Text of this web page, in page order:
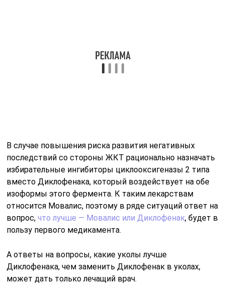
В случае повышения риска развития негативных
последствий со стороны ЖКТ рационально назначать
избирательные ингибиторы циклооксигеназы 2 типа
вместо Диклофенака, который воздействует на обе
изоформы этого фермента. К таким лекарствам
относится Мовалис, поэтому в ряде ситуаций ответ на
вопрос,что лучше — Мовалис или Диклофенак, будет в
пользу первого медикамента.
А ответы на вопросы, какие уколы лучше
Диклофенака, чем заменить Диклофенак в уколах,
может дать только лечащий врач.